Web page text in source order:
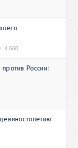
4 668
России: